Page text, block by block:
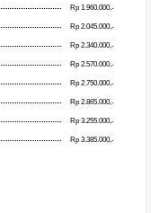
Rp 1.960.000,-
Rp 2.045.000,-
Rp 2.340.000,-
Rp 2.570.000,-
Rp 2.750.000,-
Rp 2.865.000,-
Rp 3.255.000,-
Rp 3.385.000,-